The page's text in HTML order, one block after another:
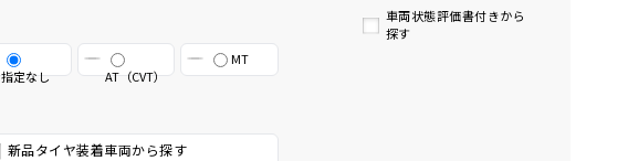
指定なし AT（CVT）
MT
新品タイヤ装着車両から探す
車両状態評価書付きから
探す